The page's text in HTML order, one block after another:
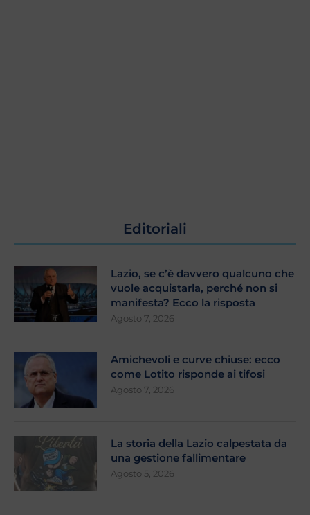
Editoriali
Lazio, se c’è davvero qualcuno che
vuole acquistarla, perché non si
manifesta? Ecco la risposta
Agosto 7, 2026
Amichevoli e curve chiuse: ecco
come Lotito risponde ai tifosi
Agosto 7, 2026
La storia della Lazio calpestata da
una gestione fallimentare
Agosto 5, 2026